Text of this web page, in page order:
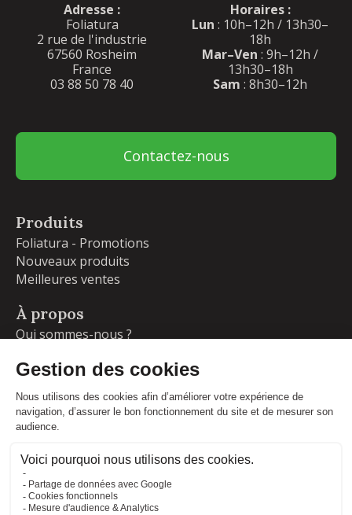
Adresse :
Foliatura
2 rue de l'industrie
67560 Rosheim
France
03 88 50 78 40
Horaires :
Lun : 10h–12h / 13h30–
18h
Mar–Ven : 9h–12h /
13h30–18h
Sam : 8h30–12h
Contactez-nous
Produits
Foliatura - Promotions
Nouveaux produits
Meilleures ventes
À propos
Qui sommes-nous ?
Livraisons et retours
Blog
Votre compte
Commandes
Adresses